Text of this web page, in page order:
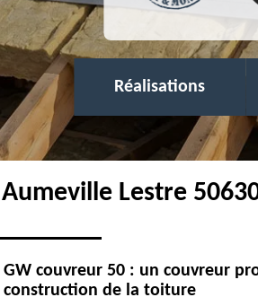
Réalisations
Lestre
GW couvreur 50 : un couvreur
construction de la toiture